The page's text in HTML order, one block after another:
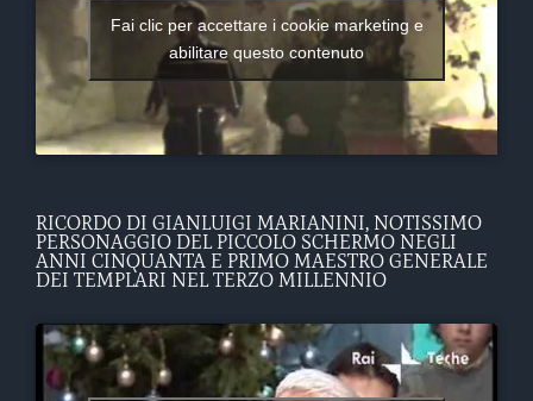
Fai clic per accettare i cookie marketing e
abilitare questo contenuto
RICORDO DI GIANLUIGI MARIANINI, NOTISSIMO
PERSONAGGIO DEL PICCOLO SCHERMO NEGLI
ANNI CINQUANTA E PRIMO MAESTRO GENERALE
DEI TEMPLARI NEL TERZO MILLENNIO